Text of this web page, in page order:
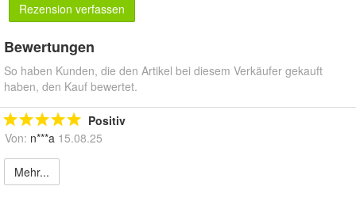
Rezension verfassen
Bewertungen
So haben Kunden, die den Artikel bei diesem Verkäufer gekauft
haben, den Kauf bewertet.
Positiv
Von: n***a 15.08.25
Mehr...